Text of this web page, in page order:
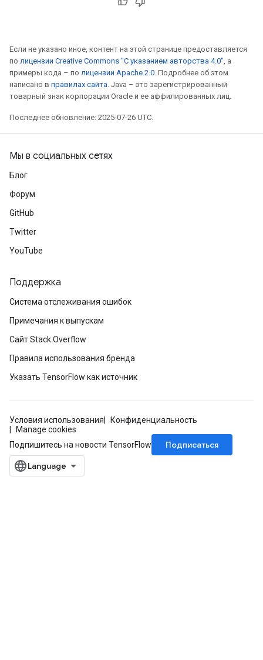
Если не указано иное, контент на этой странице предоставляется
по лицензии Creative Commons "С указанием авторства 4.0", а
примеры кода – по лицензии Apache 2.0. Подробнее об этом
написано в правилах сайта. Java – это зарегистрированный
товарный знак корпорации Oracle и ее аффилированных лиц.
Последнее обновление: 2025-07-26 UTC.
Мы в социальных сетях
Блог
Форум
GitHub
Twitter
YouTube
Поддержка
Система отслеживания ошибок
Примечания к выпускам
Сайт Stack Overflow
Правила использования бренда
Указать TensorFlow как источник
Условия использования
Конфиденциальность
Manage cookies
Подпишитесь на новости TensorFlow
Подписаться